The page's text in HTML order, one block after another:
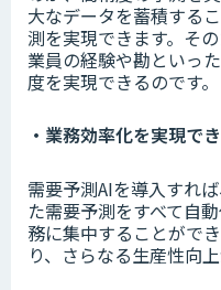
大なデータを蓄積する
測を実現できます。そ
業員の経験や勘といっ
度を実現できるのです。
・業務効率化を実現で
需要予測AIを導入すれ
た需要予測をすべて自
務に集中することがで
り、さらなる生産性向